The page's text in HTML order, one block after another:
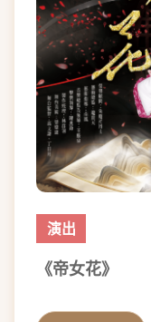
演出
《帝女花》